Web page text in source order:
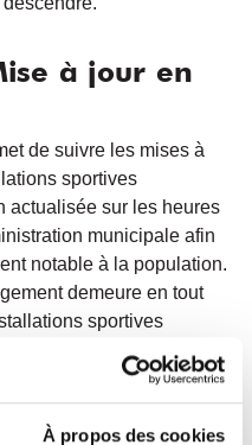
À propos des cookies
à jour en
de suivre les mises à
sportives
actualisée sur les heures
municipale afin
notable à la population.
demeure en tout
sportives
2025-2026